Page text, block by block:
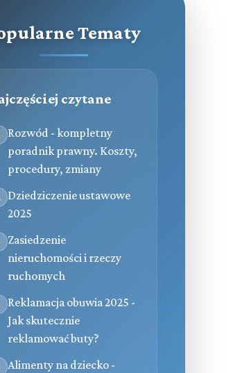
Tematy
czytane
Rozwód - kompletny
poradnik prawny. Koszty,
procedury, zmiany
Dziedziczenie ustawowe
2025
Zasiedzenie
nieruchomości i rzeczy
ruchomych
Reklamacja obuwia 2025 -
Jak skutecznie
reklamować buty?
Alimenty na dziecko -